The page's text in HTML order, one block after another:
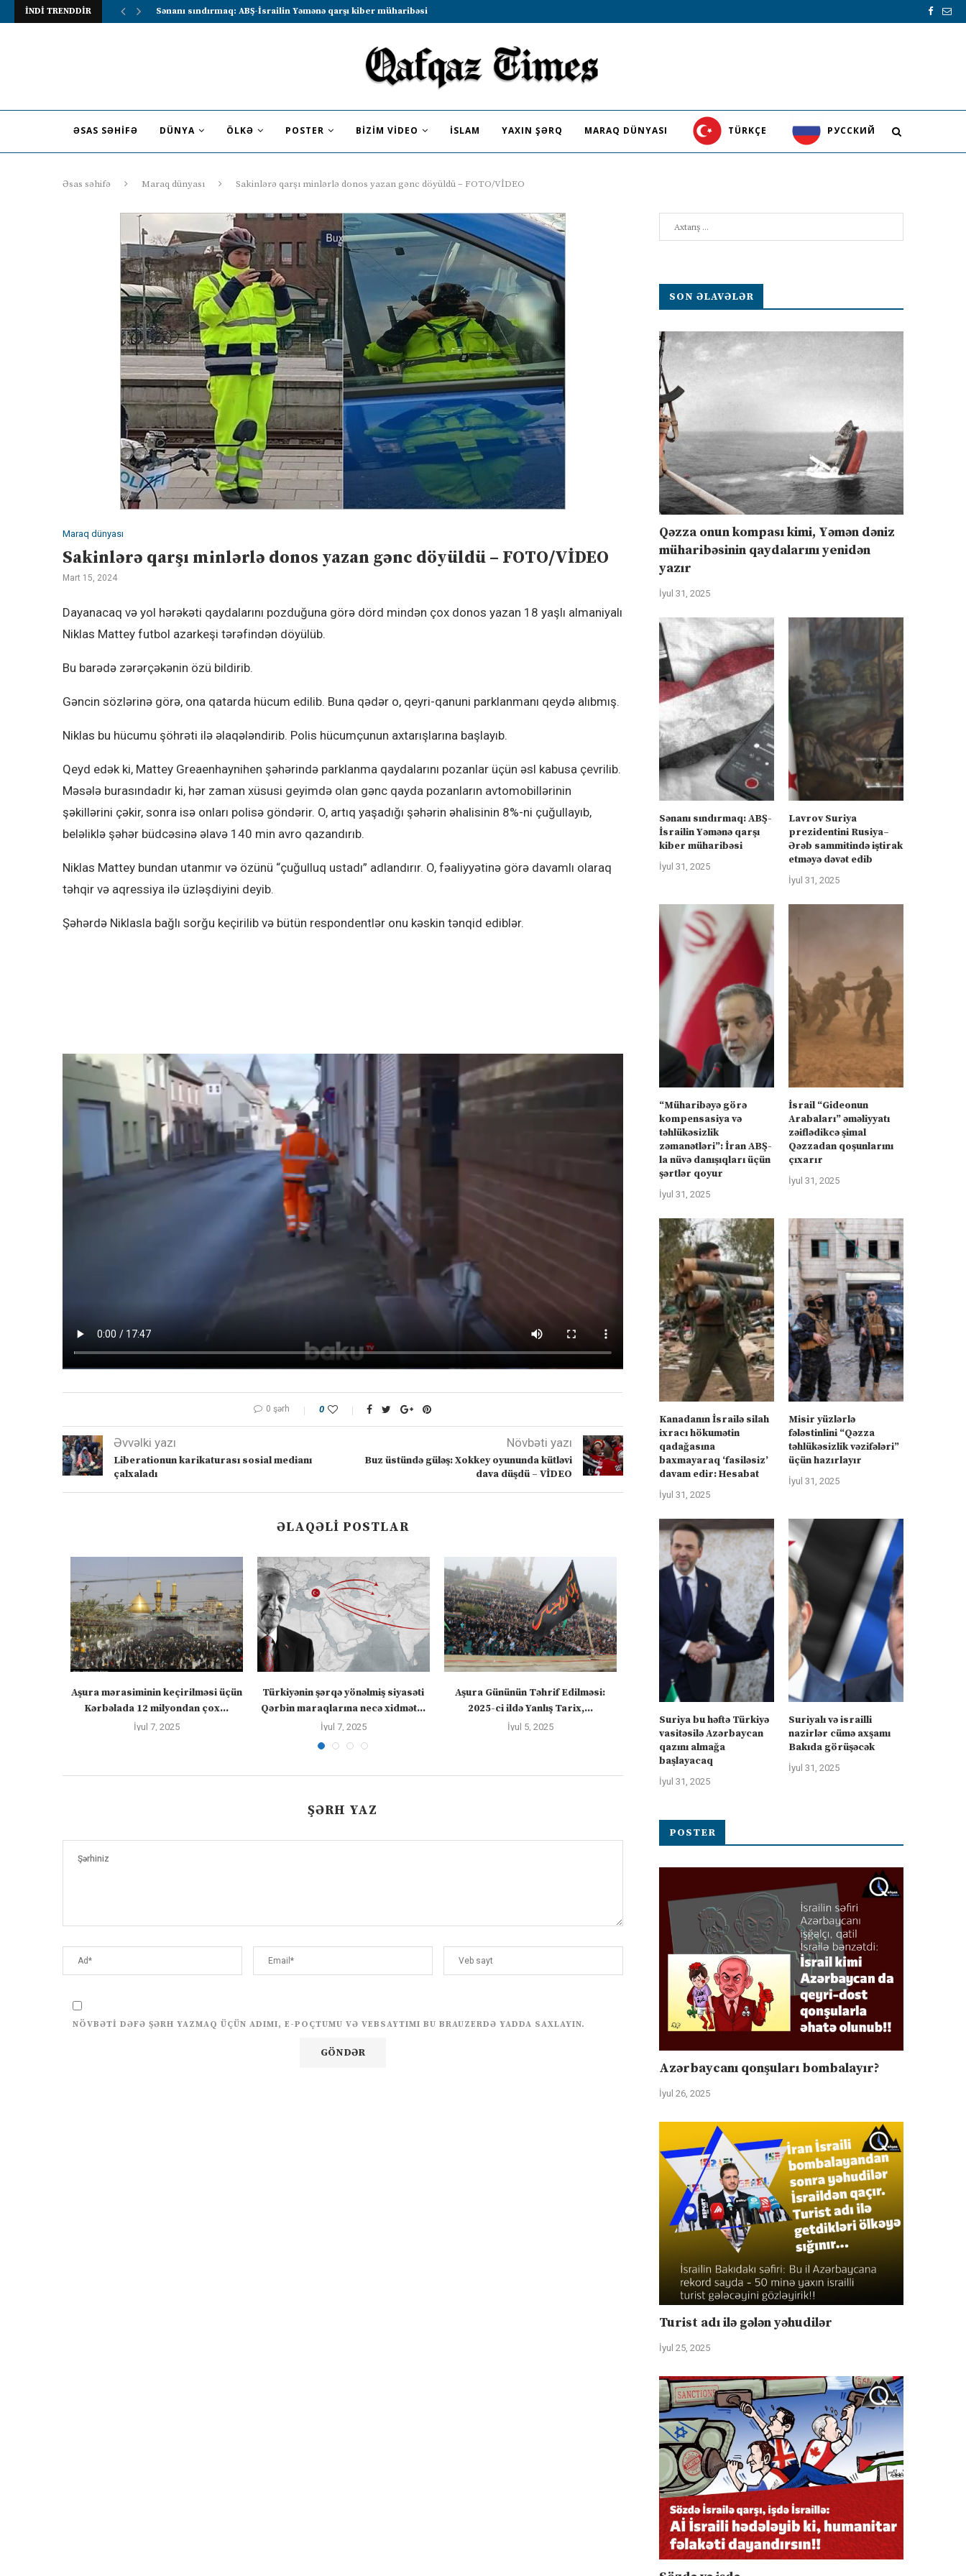
İNDİ TRENDDİR Lavrov Suriya prezidentini Rusiya–Ərəb sammitində iştirak etməyə dəvət...
ƏSAS SƏHIFƏ DÜNYA ÖLKƏ POSTER BIZIM VIDEO İSLAM YAXIN ŞƏRQ MARAQ DÜNYASI TÜRKÇE PУССКИЙ
Əsas səhifə Maraq dünyası Sakinlərə qarşı minlərlə donos yazan gənc döyüldü – FOTO/VİDEO
Maraq dünyası
Sakinlərə qarşı minlərlə donos yazan gənc döyüldü – FOTO/VİDEO
Mart 15, 2024
Dayanacaq və yol hərəkəti qaydalarını pozduğuna görə dörd mindən çox donos yazan 18 yaşlı almaniyalı
Niklas Mattey futbol azarkeşi tərəfindən döyülüb.
Bu barədə zərərçəkənin özü bildirib.
Gəncin sözlərinə görə, ona qatarda hücum edilib. Buna qədər o, qeyri-qanuni parklanmanı qeydə alıbmış.
Niklas bu hücumu şöhrəti ilə əlaqələndirib. Polis hücumçunun axtarışlarına başlayıb.
Qeyd edək ki, Mattey Greaenhaynihen şəhərində parklanma qaydalarını pozanlar üçün əsl kabusa çevrilib.
Məsələ burasındadır ki, hər zaman xüsusi geyimdə olan gənc qayda pozanların avtomobillərinin
şəkillərini çəkir, sonra isə onları polisə göndərir. O, artıq yaşadığı şəhərin əhalisinin 8%-ni çuğullayıb,
beləliklə şəhər büdcəsinə əlavə 140 min avro qazandırıb.
Niklas Mattey bundan utanmır və özünü “çuğulluq ustadı” adlandırır. O, fəaliyyətinə görə davamlı olaraq
təhqir və aqressiya ilə üzləşdiyini deyib.
Şəhərdə Niklasla bağlı sorğu keçirilib və bütün respondentlər onu kəskin tənqid ediblər.
0 şərh 0
Əvvəlki yazı
Liberationun karikaturası sosial medianı
çalxaladı
Növbəti yazı
Buz üstündə güləş: Xokkey oyununda kütləvi
dava düşdü – VİDEO
ƏLAQƏLI POSTLAR
Aşura mərasiminin keçirilməsi üçün
Kərbəlada 12 milyondan çox...
İyul 7, 2025
Türkiyənin şərqə yönəlmiş siyasəti
Qərbin maraqlarına necə xidmət...
İyul 7, 2025
Aşura Gününün Təhrif Edilməsi:
2025-ci ildə Yanlış Tarix,...
İyul 5, 2025
Türkiyə Afrikanın neft və qazına can
İyul 4, 2025
Türkiyə Afrikanın neft və
ŞƏRH YAZ
NÖVBƏTI DƏFƏ ŞƏRH YAZMAQ ÜÇÜN ADIMI, E-POÇTUMU VƏ VEBSAYTIMI BU BRAUZERDƏ YADDA SAXLAYIN.
SON ƏLAVƏLƏR
Qəzza onun kompası kimi, Yəmən dəniz
müharibəsinin qaydalarını yenidən
yazır
İyul 31, 2025
Sənanı sındırmaq: ABŞ-
İsrailin Yəmənə qarşı
kiber müharibəsi
İyul 31, 2025
Lavrov Suriya
prezidentini Rusiya–
Ərəb sammitində iştirak
etməyə dəvət edib
İyul 31, 2025
“Müharibəyə görə
kompensasiya və
təhlükəsizlik
zəmanətləri”: İran ABŞ-
la nüvə danışıqları üçün
şərtlər qoyur
İyul 31, 2025
İsrail “Gideonun
Arabaları” əməliyyatı
zəiflədikcə şimal
Qəzzadan qoşunlarını
çıxarır
İyul 31, 2025
Kanadanın İsrailə silah
ixracı hökumətin
qadağasına
baxmayaraq ‘fasiləsiz’
davam edir: Hesabat
İyul 31, 2025
Misir yüzlərlə
fələstinlini “Qəzza
təhlükəsizlik vəzifələri”
üçün hazırlayır
İyul 31, 2025
Suriya bu həftə Türkiyə
vasitəsilə Azərbaycan
qazını almağa
başlayacaq
İyul 31, 2025
Suriyalı və israilli
nazirlər cümə axşamı
Bakıda görüşəcək
İyul 31, 2025
POSTER
Azərbaycanı qonşuları bombalayır?
İyul 26, 2025
Turist adı ilə gələn yəhudilər
İyul 25, 2025